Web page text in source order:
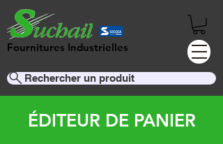
Fournitures Industrielles
Rechercher un produit
ÉDITEUR DE PANIER